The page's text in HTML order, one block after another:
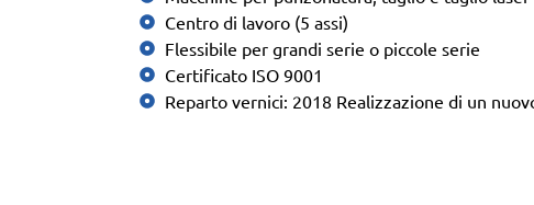
Centro di lavoro (5 assi)
Flessibile per grandi serie o piccole serie
Certificato ISO 9001
Reparto vernici: 2018 Realizzazione di un